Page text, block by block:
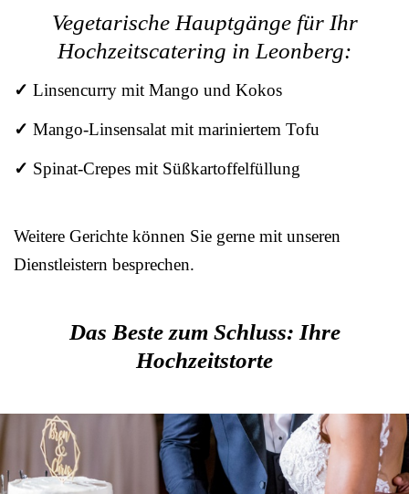
Vegetarische Hauptgänge für Ihr
Hochzeitscatering in Leonberg:
✓ Linsencurry mit Mango und Kokos
✓ Mango-Linsensalat mit mariniertem Tofu
✓ Spinat-Crepes mit Süßkartoffelfüllung
Weitere Gerichte können Sie gerne mit unseren
Dienstleistern besprechen.
Das Beste zum Schluss: Ihre
Hochzeitstorte